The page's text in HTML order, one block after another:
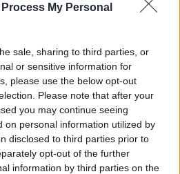
My Personal
sale, sharing to third parties, or
or sensitive information for
please use the below opt-out
Please note that after your
you may continue seeing
on personal information utilized by
disclosed to third parties prior to
opt-out of the further
information by third parties on the